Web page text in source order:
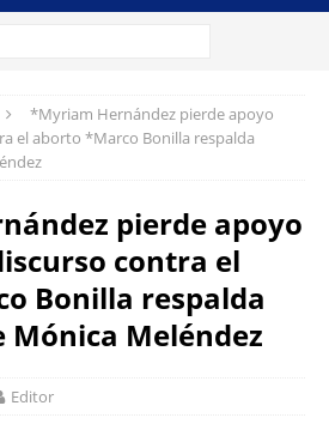
*Myriam Hernández pierde apoyo
el aborto *Marco Bonilla respalda
pierde apoyo
contra el
Bonilla respalda
Mónica Meléndez
Editor